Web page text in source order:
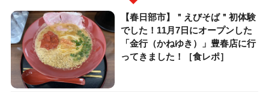
【春日部市】＂えびそば＂初体験
でした！11月7日にオープンした
「金行（かねゆき）」豊春店に行
ってきました！［食レポ］